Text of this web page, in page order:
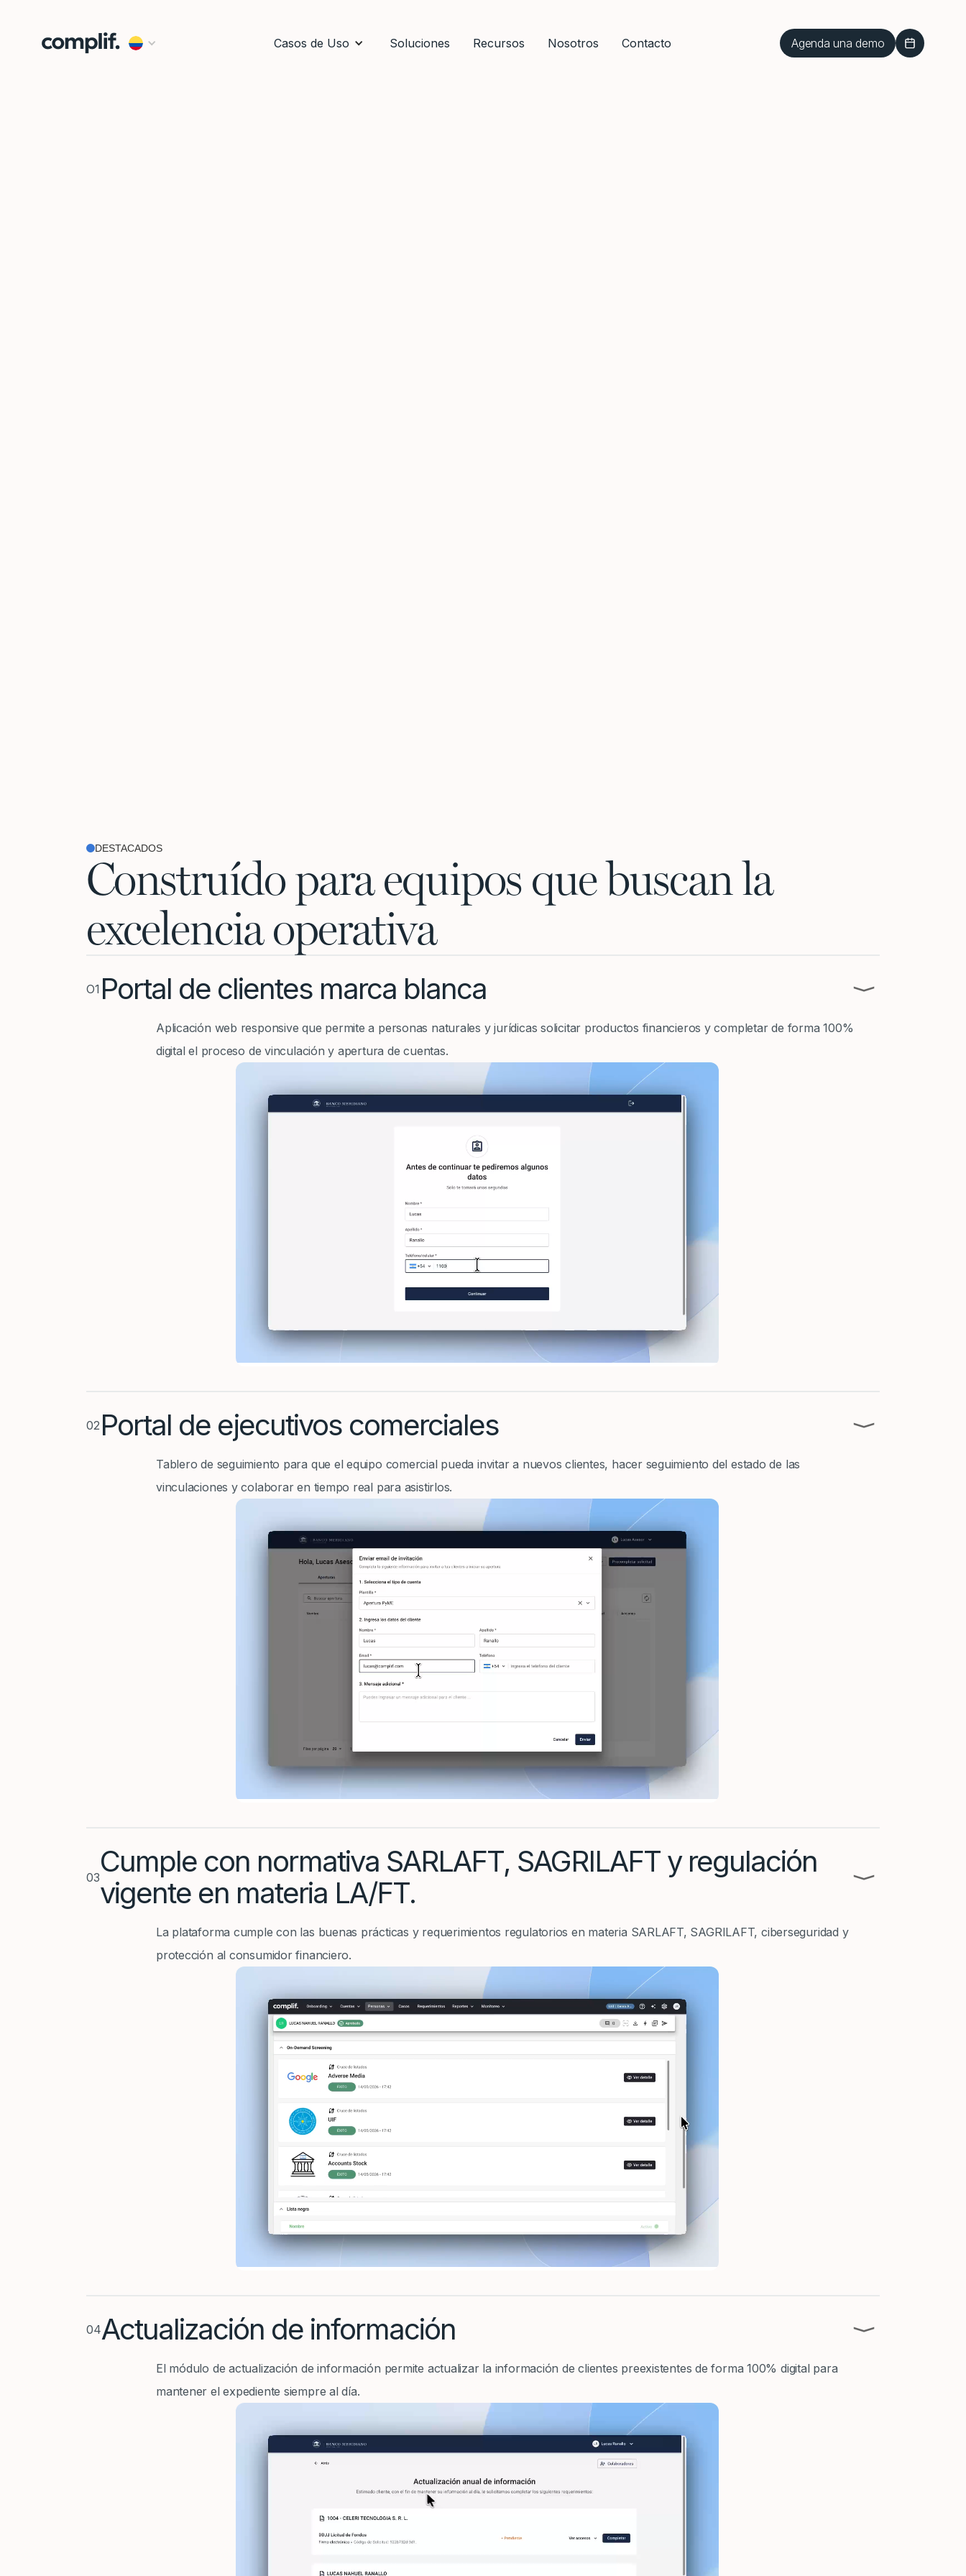
Casos de Uso Soluciones Recursos Nosotros Contacto Agenda una demo
DESTACADOS
Construído para equipos que buscan la
excelencia operativa
O1 Portal de clientes marca blanca ⟩
Aplicación web responsive que permite a personas naturales y jurídicas solicitar productos financieros y completar de forma 100%
digital el proceso de vinculación y apertura de cuentas.
02 Portal de ejecutivos comerciales ⟩
Tablero de seguimiento para que el equipo comercial pueda invitar a nuevos clientes, hacer seguimiento del estado de las
vinculaciones y colaborar en tiempo real para asistirlos.
03Cumple con normativa SARLAFT, SAGRILAFT y regulación
vigente en materia LA/FT.
⟩
La plataforma cumple con las buenas prácticas y requerimientos regulatorios en materia SARLAFT, SAGRILAFT, ciberseguridad y
protección al consumidor financiero.
04Actualización de información ⟩
El módulo de actualización de información permite actualizar la información de clientes preexistentes de forma 100% digital para
mantener el expediente siempre al día.